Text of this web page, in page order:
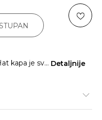
kapa je sv... Detaljnije